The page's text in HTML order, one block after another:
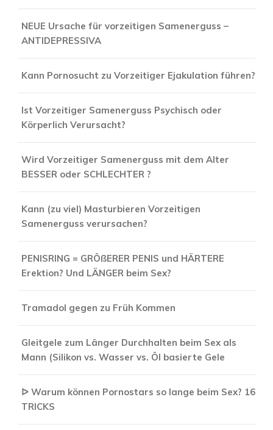
NEUE Ursache für vorzeitigen Samenerguss –
ANTIDEPRESSIVA
Kann Pornosucht zu Vorzeitiger Ejakulation führen?
Ist Vorzeitiger Samenerguss Psychisch oder
Körperlich Verursacht?
Wird Vorzeitiger Samenerguss mit dem Alter
BESSER oder SCHLECHTER ?
Kann (zu viel) Masturbieren Vorzeitigen
Samenerguss verursachen?
PENISRING = GRÖßERER PENIS und HÄRTERE
Erektion? Und LÄNGER beim Sex?
Tramadol gegen zu Früh Kommen
Gleitgele zum Länger Durchhalten beim Sex als
Mann (Silikon vs. Wasser vs. Öl basierte Gele
ᐅ Warum können Pornostars so lange beim Sex? 16
TRICKS